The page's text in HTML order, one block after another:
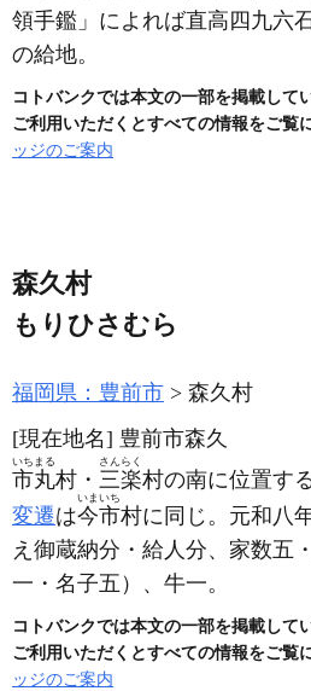
領手鑑」によれば直高四九六
の給地。
コトバンクでは本文の一部を掲載して
ご利用いただくとすべての情報をご覧
ッジのご案内
森久村
もりひさむら
福岡県：豊前市
森久村
[現在地名] 豊前市森久
市丸
いちまる
村・ 三楽
さんらく
村の南に位置する
変遷は今市
いまいち
村に同じ。元和八
え御蔵納分・給人分、家数五
一・名子五） 、牛一。
コトバンクでは本文の一部を掲載して
ご利用いただくとすべての情報をご覧
ッジのご案内